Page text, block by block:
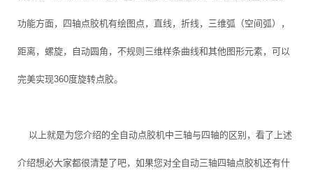
功能方面，四轴点胶机有绘图点，直线，折线，三维弧（空间弧），
距离，螺旋，自动圆角，不规则三维样条曲线和其他图形元素，可以
完美实现360度旋转点胶。
以上就是为您介绍的全自动点胶机中三轴与四轴的区别，看了上述
介绍想必大家都很清楚了吧，如果您对全自动三轴四轴点胶机还有什